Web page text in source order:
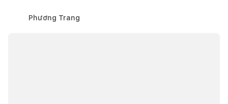
Phương Trang